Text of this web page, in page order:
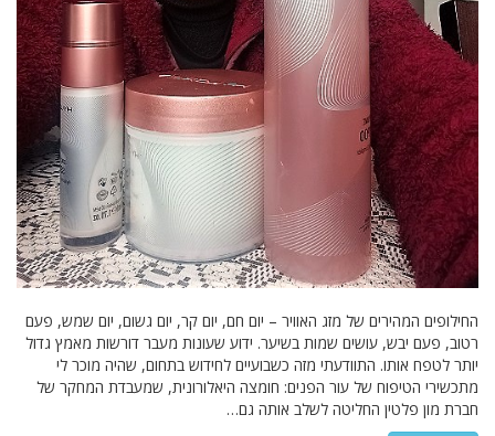
החילופים המהירים של מזג האוויר – יום חם, יום קר, יום גשום, יום שמש, פעם
רטוב, פעם יבש, עושים שמות בשיער. ידוע שעונות מעבר דורשות מאמץ גדול
יותר לטפח אותו. התוודעתי מזה כשבועיים לחידוש בתחום, שהיה מוכר לי
מתכשירי הטיפוח של עור הפנים: חומצה היאלורונית, שמעבדת המחקר של
חברת מון פלטין החליטה לשלב אותה גם…